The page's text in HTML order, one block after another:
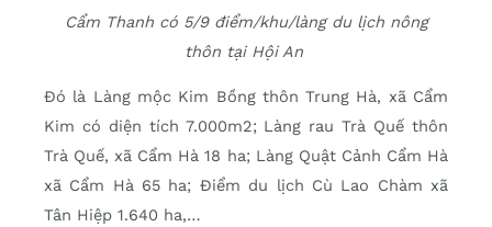
Cẩm Thanh có 5/9 điểm/khu/làng du lịch nông
thôn tại Hội An
Đó là Làng mộc Kim Bồng thôn Trung Hà, xã Cẩm
Kim có diện tích 7.000m2; Làng rau Trà Quế thôn
Trà Quế, xã Cẩm Hà 18 ha; Làng Quật Cảnh Cẩm Hà
xã Cẩm Hà 65 ha; Điểm du lịch Cù Lao Chàm xã
Tân Hiệp 1.640 ha,…